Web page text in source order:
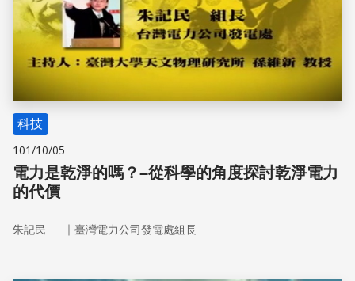
科技
101/10/05
電力是乾淨的嗎？–從科學的角度探討乾淨電力
的代價
朱記民 ｜ 臺灣電力公司發電處組長